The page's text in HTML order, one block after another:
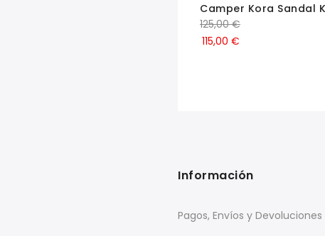
Camper Kora Sandal
125,00€
115,00 €
Información
Pagos, Envíos y Devoluciones